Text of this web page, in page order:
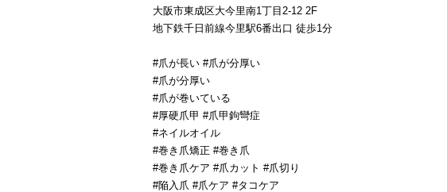
大阪市東成区大今里南1丁目2-12 2F
地下鉄千日前線今里駅6番出口 徒歩1分
#爪が長い #爪が分厚い
#爪が分厚い
#爪が巻いている
#厚硬爪甲 #爪甲鉤彎症
#ネイルオイル
#巻き爪矯正 #巻き爪
#巻き爪ケア #爪カット #爪切り
#陥入爪 #爪ケア #タコケア